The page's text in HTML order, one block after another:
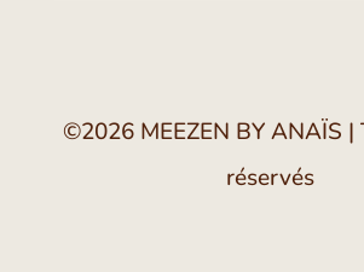
©2026 MEEZEN BY ANAÏS |
réservés